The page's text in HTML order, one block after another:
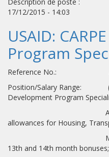
17/12/2015 - 14:03
USAID:
Program
Reference No.:
Position/Salary Range:
Development Program
Additional
allowances for Housing,
Meals, Family,
13th and 14th month bonuses;